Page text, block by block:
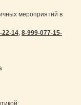
мероприятий в
22-14, 8-999-077-15-